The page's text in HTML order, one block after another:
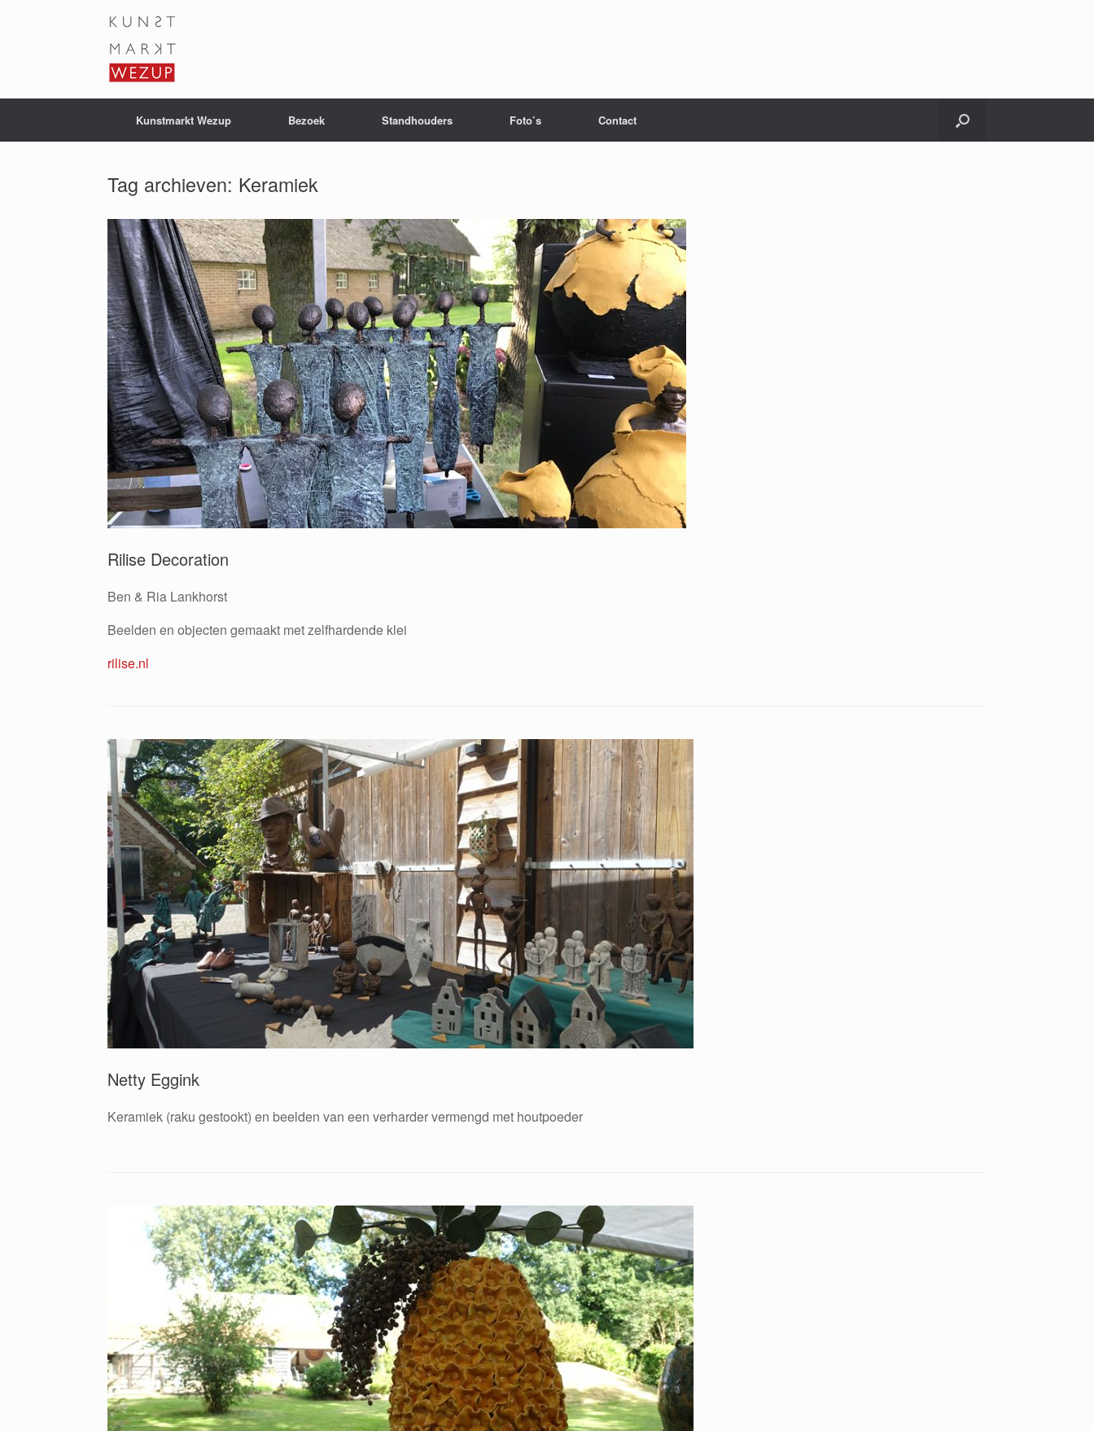
Kunstmarkt Wezup Bezoek Standhouders Foto’s Contact
Tag archieven: Keramiek
Rilise Decoration
Ben & Ria Lankhorst
Beelden en objecten gemaakt met zelfhardende klei
rilise.nl
Netty Eggink
Keramiek (raku gestookt) en beelden van een verharder vermengd met houtpoeder